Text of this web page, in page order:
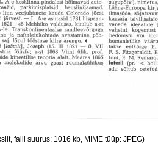
faili suurus: 1016 kb, MIME tüüp: JPEG)